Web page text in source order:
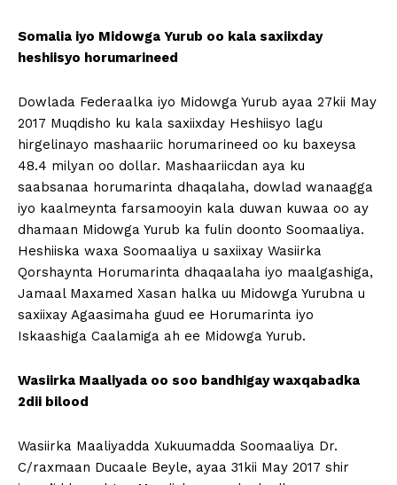
Somalia iyo Midowga Yurub oo kala saxiixday
heshiisyo horumarineed
Dowlada Federaalka iyo Midowga Yurub ayaa 27kii May
2017 Muqdisho ku kala saxiixday Heshiisyo lagu
hirgelinayo mashaariic horumarineed oo ku baxeysa
48.4 milyan oo dollar. Mashaariicdan aya ku
saabsanaa horumarinta dhaqalaha, dowlad wanaagga
iyo kaalmeynta farsamooyin kala duwan kuwaa oo ay
dhamaan Midowga Yurub ka fulin doonto Soomaaliya.
Heshiiska waxa Soomaaliya u saxiixay Wasiirka
Qorshaynta Horumarinta dhaqaalaha iyo maalgashiga,
Jamaal Maxamed Xasan halka uu Midowga Yurubna u
saxiixay Agaasimaha guud ee Horumarinta iyo
Iskaashiga Caalamiga ah ee Midowga Yurub.
Wasiirka Maaliyada oo soo bandhigay waxqabadka
2dii bilood
Wasiirka Maaliyadda Xukuumadda Soomaaliya Dr.
C/raxmaan Ducaale Beyle, ayaa 31kii May 2017 shir